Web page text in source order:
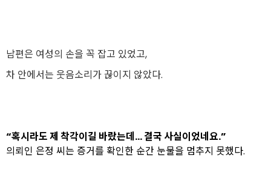
남편은 여성의 손을 꼭 잡고 있었고,
차 안에서는 웃음소리가 끊이지 않았다.
“혹시라도 제 착각이길 바랐는데… 결국 사실이었네요.”
의뢰인 은정 씨는 증거를 확인한 순간 눈물을 멈추지 못했다.